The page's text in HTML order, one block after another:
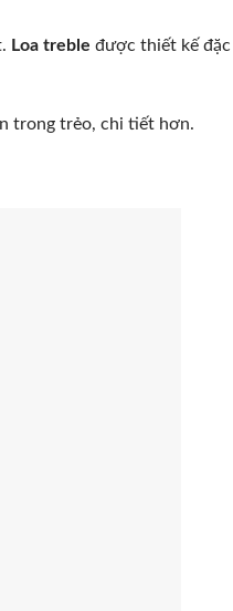
Loa treble được thiết kế đặc
trong trẻo, chi tiết hơn.